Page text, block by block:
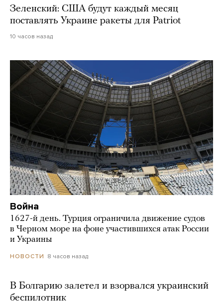
Зеленский: США будут каждый месяц
поставлять Украине ракеты для Patriot
10 часов назад
Война
1627-й день. Турция ограничила движение судов
в Черном море на фоне участившихся атак России
и Украины
НОВОСТИ 8 часов назад
В Болгарию залетел и взорвался украинский
беспилотник